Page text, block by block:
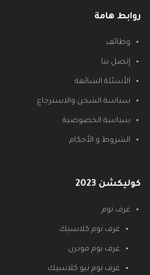
روابط هامة
وظائف
إتصل بنا
الأسئلة الشائعة
سياسة الشحن والاسترجاع
سياسة الخصوصية
الشروط و الأحكام
كوليكشن 2023
غرف نوم
غرف نوم كلاسيك
غرف نوم مودرن
غرف نوم نيو كلاسيك